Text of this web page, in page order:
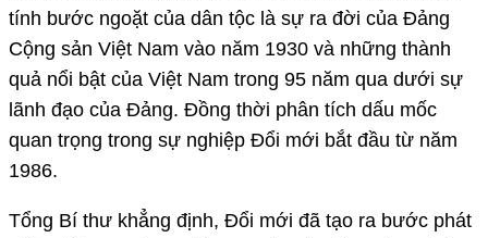
tính bước ngoặt của dân tộc là sự ra đời của Đảng
Cộng sản Việt Nam vào năm 1930 và những thành
quả nổi bật của Việt Nam trong 95 năm qua dưới sự
lãnh đạo của Đảng. Đồng thời phân tích dấu mốc
quan trọng trong sự nghiệp Đổi mới bắt đầu từ năm
1986.
Tổng Bí thư khẳng định, Đổi mới đã tạo ra bước phát